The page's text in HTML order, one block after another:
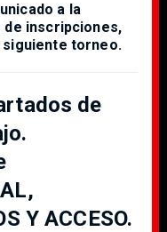
a la
inscripciones,
siguiente torneo.
de
Y ACCESO.